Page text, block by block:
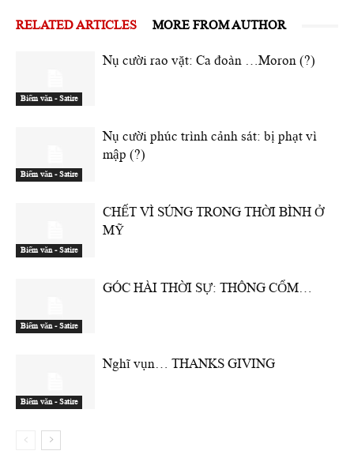
RELATED ARTICLES MORE FROM AUTHOR
Biếm văn - Satire
Nụ cười rao vặt: Ca đoàn …Moron (?)
Biếm văn - Satire
Nụ cười phúc trình cảnh sát: bị phạt vì
mập (?)
Biếm văn - Satire
CHẾT VÌ SÚNG TRONG THỜI BÌNH Ở
MỸ
Biếm văn - Satire
GÓC HÀI THỜI SỰ: THÔNG CỔM…
Biếm văn - Satire
Nghĩ vụn… THANKS GIVING